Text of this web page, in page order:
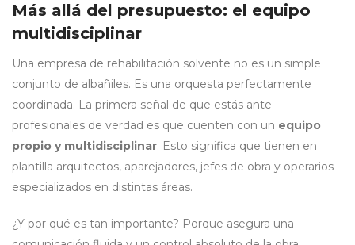
Más allá del presupuesto: el equipo
multidisciplinar
Una empresa de rehabilitación solvente no es un simple
conjunto de albañiles. Es una orquesta perfectamente
coordinada. La primera señal de que estás ante
profesionales de verdad es que cuenten con un equipo
propio y multidisciplinar. Esto significa que tienen en
plantilla arquitectos, aparejadores, jefes de obra y operarios
especializados en distintas áreas.
¿Y por qué es tan importante? Porque asegura una